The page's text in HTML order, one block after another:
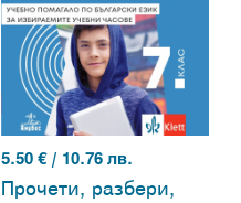
5.50€ / 10.76 лв.
Прочети, разбери,